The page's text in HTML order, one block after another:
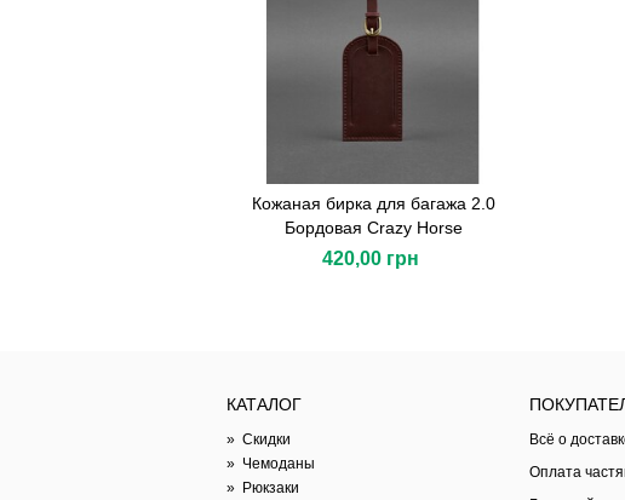
Кожаная бирка для багажа 2.0
Бордовая Crazy Horse
420,00 грн
КАТАЛОГ
» Скидки
» Чемоданы
» Рюкзаки
Всё о
Оплата